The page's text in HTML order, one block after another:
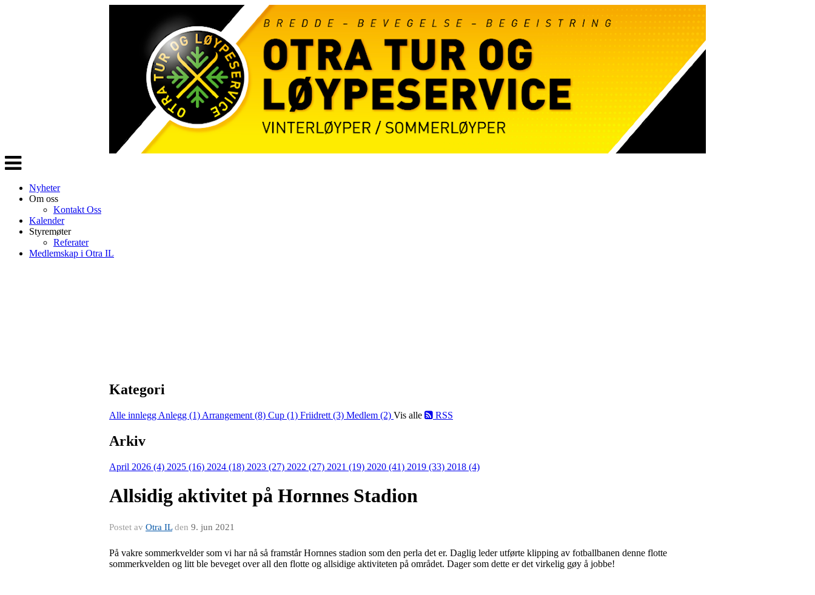
Veksle
navigasjon
Nyheter
Om oss
Kontakt Oss
Kalender
Styremøter
Referater
Medlemskap i Otra IL
Kategori
Alle innlegg Anlegg (1) Arrangement (8) Cup (1) Friidrett (3) Medlem (2) Vis alle RSS
Arkiv
April 2026 (4) 2025 (16) 2024 (18) 2023 (27) 2022 (27) 2021 (19) 2020 (41) 2019 (33) 2018 (4)
Allsidig aktivitet på Hornnes Stadion
Postet av Otra ILden 9. jun 2021
På vakre sommerkvelder som vi har nå så framstår Hornnes stadion som den perla det er. Daglig leder utførte klipping av fotballbanen denne flotte
sommerkvelden og litt ble beveget over all den flotte og allsidige aktiviteten på området. Dager som dette er det virkelig gøy å jobbe!